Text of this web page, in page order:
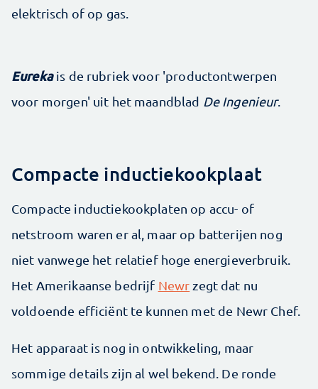
elektrisch of op gas.
Eureka is de rubriek voor 'productontwerpen
voor morgen' uit het maandblad De Ingenieur.
Compacte inductiekookplaat
Compacte inductiekookplaten op accu- of
netstroom waren er al, maar op batterijen nog
niet vanwege het relatief hoge energieverbruik.
Het Amerikaanse bedrijf Newrzegt dat nu
voldoende efficiënt te kunnen met de Newr Chef.
Het apparaat is nog in ontwikkeling, maar
sommige details zijn al wel bekend. De ronde